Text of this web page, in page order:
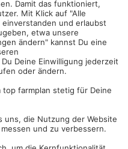
Laufenden!
und hilfreiche Anleitungen!
kostenlos!